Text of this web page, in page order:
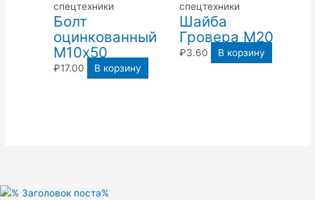
спецтехники
Болт
оцинкованный
М10х50
₽17.00 В корзину
спецтехники
Шайба
Гровера М20
₽3.60 В корзину